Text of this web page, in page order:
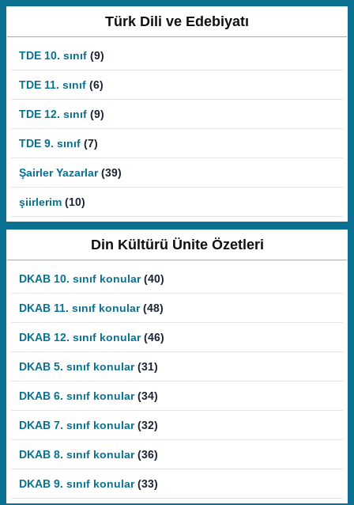
Türk Dili ve Edebiyatı
TDE 10. sınıf (9)
TDE 11. sınıf (6)
TDE 12. sınıf (9)
TDE 9. sınıf (7)
Şairler Yazarlar (39)
şiirlerim (10)
Din Kültürü Ünite Özetleri
DKAB 10. sınıf konular (40)
DKAB 11. sınıf konular (48)
DKAB 12. sınıf konular (46)
DKAB 5. sınıf konular (31)
DKAB 6. sınıf konular (34)
DKAB 7. sınıf konular (32)
DKAB 8. sınıf konular (36)
DKAB 9. sınıf konular (33)